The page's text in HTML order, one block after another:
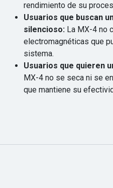
rendimiento de su
Usuarios que buscan
silencioso: La MX-4 no
electromagnéticas que
sistema.
Usuarios que quieren
MX-4 no se seca ni se
que mantiene su